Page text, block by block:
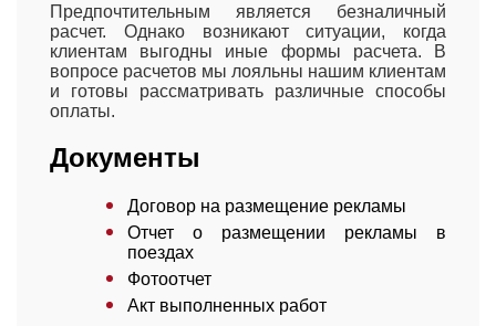
Предпочтительным является безналичный
расчет. Однако возникают ситуации, когда
клиентам выгодны иные формы расчета. В
вопросе расчетов мы лояльны нашим клиентам
и готовы рассматривать различные способы
оплаты.
Документы
Договор на размещение рекламы
Отчет о размещении рекламы в
поездах
Фотоотчет
Акт выполненных работ